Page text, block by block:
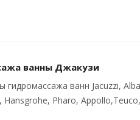
ванны Джакузи
ванн Jacuzzi,
Hansgrohe, Pharo,